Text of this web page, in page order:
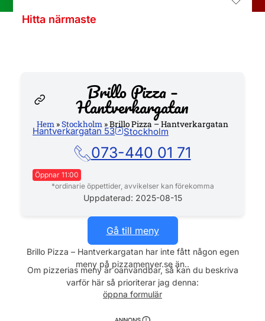
Hitta närmaste
Brillo Pizza –
Hantverkargatan
Hem »Stockholm »Brillo Pizza – Hantverkargatan
Hantverkargatan 53 Stockholm
073-440 01 71
Öppnar 11:00
Måndag
16:00 - 20:00
Onsdag
16:00 - 20:00
Torsdag
16:00 - 20:00
Fredag
11:00 - 21:00
Lördag
11:00 - 21:00
Söndag
11:00 - 20:00
*ordinarie öppettider, avvikelser kan förekomma
Uppdaterad: 2025-08-15
Gå till meny
Brillo Pizza – Hantverkargatan har inte fått någon egen
meny på pizzamenyer.se än..
Om pizzerias meny är oanvändbar, så kan du beskriva
varför här så prioriterar jag denna:
öppna formulär